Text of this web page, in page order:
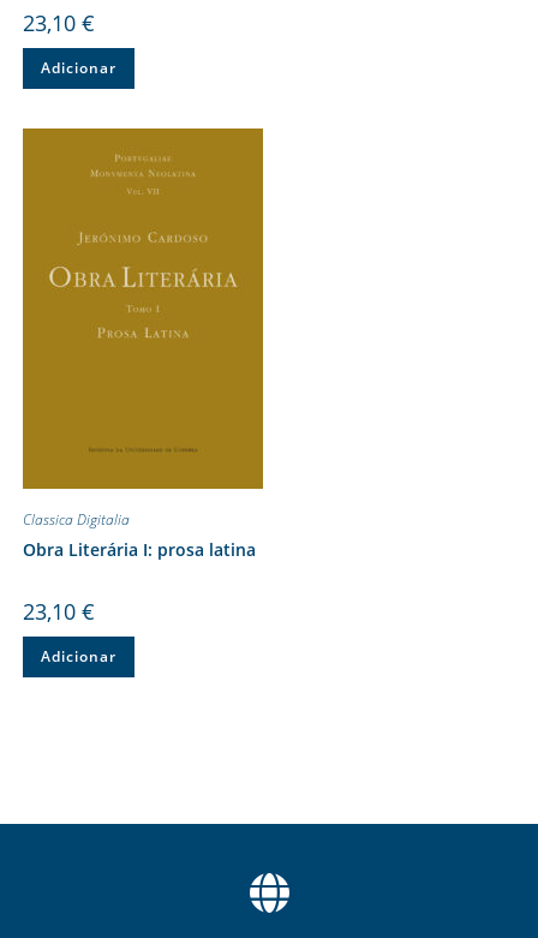
23,10 €
Adicionar
Classica Digitalia
Obra Literária I: prosa latina
23,10 €
Adicionar